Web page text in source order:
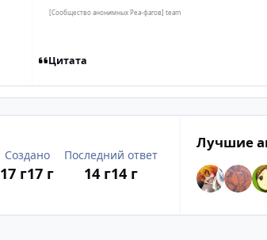
[Сообщество анонимных Реа-фагов] team
Цитата
Создано
17 г17 г
Последний ответ
14 г14 г
Лучшие